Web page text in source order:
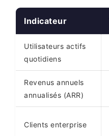
Indicateur
Utilisateurs actifs
quotidiens
Revenus annuels
annualisés (ARR)
Clients enterprise